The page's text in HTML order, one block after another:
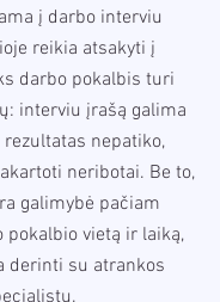
į darbo interviu
reikia atsakyti į
darbo pokalbis turi
interviu įrašą galima
nepatiko,
neribotai. Be to,
galimybė pačiam
vietą ir laiką,
derinti su atrankos